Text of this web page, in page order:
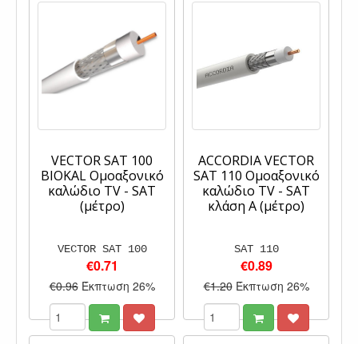
VECTOR SAT 100
BIOKAL Ομοαξονικό
καλώδιο TV - SAT
(μέτρο)
VECTOR SAT 100
€0.71
€0.96 Έκπτωση 26%
ACCORDIA VECTOR
SAT 110 Ομοαξονικό
καλώδιο TV - SAT
κλάση Α (μέτρο)
SAT 110
€0.89
€1.20 Έκπτωση 26%